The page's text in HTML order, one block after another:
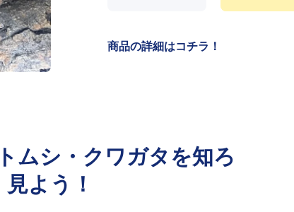
商品の詳細はコチラ！
ムシ・クワガタを知ろ
見よう！